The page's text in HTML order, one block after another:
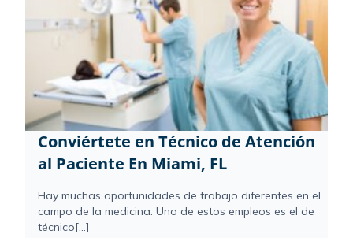
Conviértete en Técnico de Atención
al Paciente En Miami, FL
Hay muchas oportunidades de trabajo diferentes en el
campo de la medicina. Uno de estos empleos es el de
técnico[...]